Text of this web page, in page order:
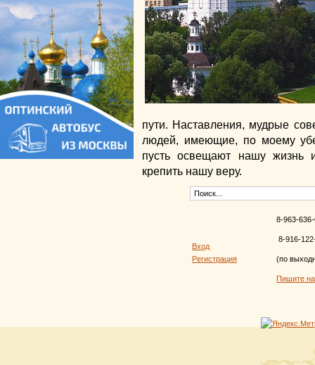
пути. Наставления, мудрые
людей, имеющие, по моему
пусть освещают нашу жизнь
крепить нашу веру.
Вход
Регистрация
8-963-
8-916-
(по
Пишите